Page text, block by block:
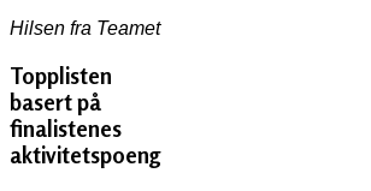
Hilsen fra Teamet
Topplisten
basert på
finalistenes
aktivitetspoeng